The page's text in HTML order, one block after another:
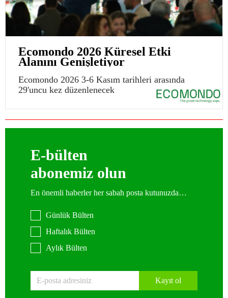
Ecomondo 2026 Küresel Etki
Alanını Genişletiyor
Ecomondo 2026 3-6 Kasım tarihleri arasında
29'uncu kez düzenlenecek
E-bülten
abonemiz olun
En önemli haberler her sabah posta kutunuzda…
Günlük Bülten
Haftalık Bülten
Aylık Bülten
Kayıt ol